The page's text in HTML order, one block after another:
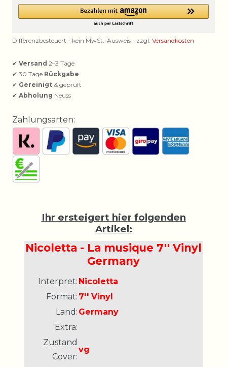
Differenzbesteuert - kein MwSt.-Ausweis - zzgl. Versandkosten
✔ Versand 2–3 Tage
✔ 30 Tage Rückgabe
✔ Gereinigt & geprüft
✔ Abholung Neuss
Zahlungsarten:
Ihr ersteigert hier folgenden
Artikel:
Nicoletta - La musique 7'' Vinyl
Germany
Interpret: Nicoletta
Format: 7'' Vinyl
Land: Germany
Extra:
Zustand
Cover:
vg